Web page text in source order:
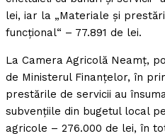
lei, iar la „Materiale şi
funcţional“ – 77.891 de lei.
La Camera Agricolă Neamţ,
de Ministerul Finanţelor, în
prestările de servicii au
subvenţiile din bugetul local
agricole – 276.000 de lei, în